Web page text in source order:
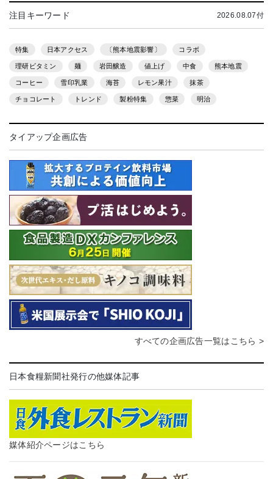
注目キーワード 2026.08.07付
特集 日本アクセス 〔熊本地震影響〕 コラボ
理研ビタミン 麺 岩田醸造 値上げ 中食 熊本地震
コーヒー 雪印乳業 海苔 レモン果汁 抹茶
チョコレート トレンド 製粉特集 惣菜 明治
タイアップ企画広告
すべての企画広告一覧はこちら >
日本食糧新聞社発行の他媒体記事
媒体紹介ページはこちら